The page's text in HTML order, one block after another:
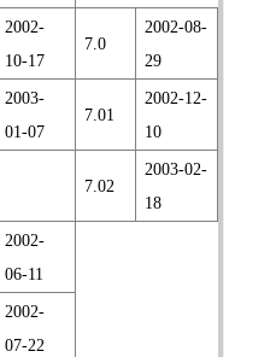
2002-
10-17
7.0
2002-08-
29
2003-
01-07
7.01
2002-12-
10
7.02
2003-02-
18
2002-
06-11
2002-
07-22